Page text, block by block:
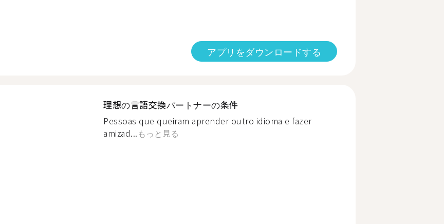
アプリをダウンロードする
理想の言語交換パートナーの条件
Pessoas que queiram aprender outro idioma e fazer
amizad... もっと見る